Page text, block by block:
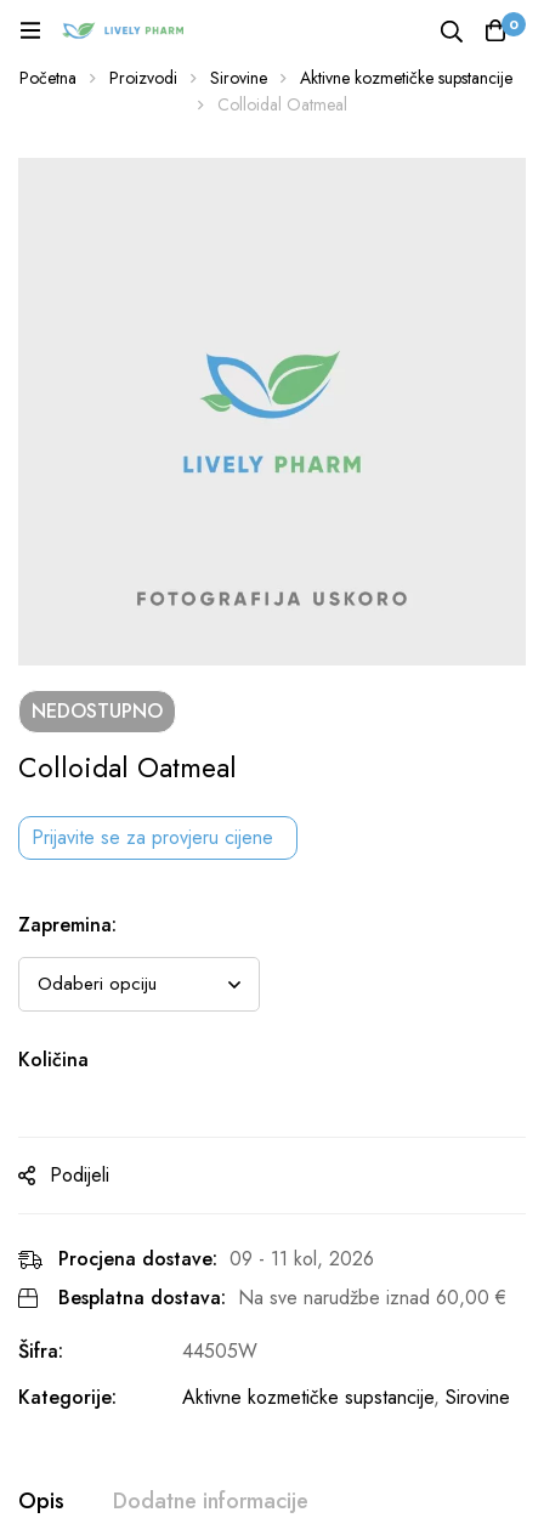
0
Početna Proizvodi Sirovine
Aktivne kozmetičke supstancije
Colloidal Oatmeal
NEDOSTUPNO
Colloidal Oatmeal
Prijavite se za provjeru cijene
Zapremina:
Količina
Podijeli
Procjena dostave: 09 - 11 kol, 2026
Besplatna dostava: Na sve narudžbe iznad 60,00 €
Šifra:
44505W
Kategorije:
Aktivne kozmetičke supstancije, Sirovine
Opis Dodatne informacije